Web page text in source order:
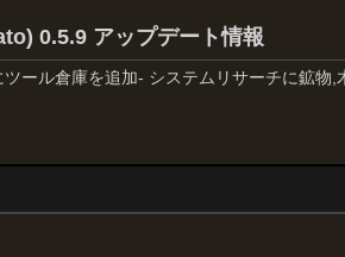
0.5.9 アップデート情報
ール倉庫を追加- システムリサーチに鉱